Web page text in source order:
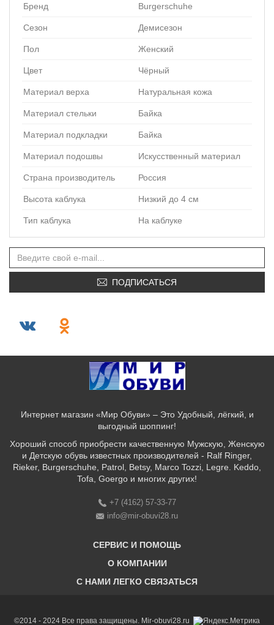
Бренд Burgerschuhe
Сезон Демисезон
Пол Женский
Цвет Чёрный
Материал верха Натуральная кожа
Материал стельки Байка
Материал подкладки Байка
Материал подошвы Искусственный материал
Страна производитель Россия
Высота каблука Низкий до 4 см
Тип каблука На каблуке
ПОДПИСАТЬСЯ
Интернет магазин «Мир Обуви» – Это Удобный, лёгкий, и
выгодный шоппинг!
Хороший способ приобрести качественную Мужскую, Женскую
и Детскую обувь известных производителей - Ralf Ringer,
Rieker, Burgerschuhe, Patrol, Betsy, Marco Tozzi, Legre. Keddo,
Tofa, Goergo и многих других!
+7 (4162) 57-33-77
info@mir-obuvi28.ru
СЕРВИС И ПОМОЩЬ
Бонусная программа
О КОМПАНИИ
C НАМИ ЛЕГКО СВЯЗАТЬСЯ
©2014 - 2024 Все права защищены. Mir-obuvi28.ru